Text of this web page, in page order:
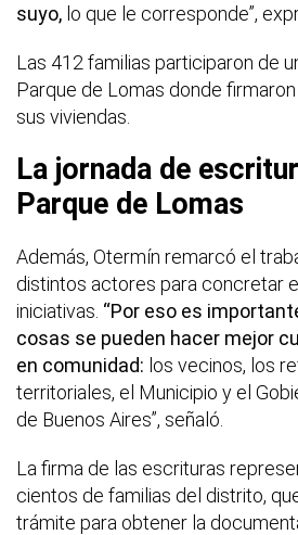
suyo, lo que le corresponde”,
Las 412 familias participaron de
Parque de Lomas donde
sus viviendas.
La jornada de
Parque de Lomas
Además, Otermín remarcó el
distintos actores para concretar
iniciativas. “Por eso es
cosas se pueden hacer mejor
en comunidad: los vecinos, los
territoriales, el Municipio y el
de Buenos Aires”, señaló.
La firma de las escrituras
cientos de familias del distrito,
trámite para obtener la